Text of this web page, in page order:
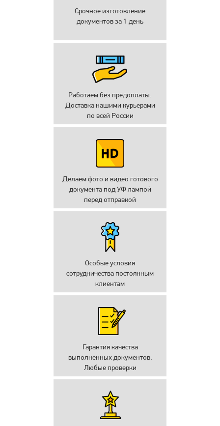
Срочное изготовление
документов за 1 день
Работаем без предоплаты.
Доставка нашими курьерами
по всей России
Делаем фото и видео готового
документа под УФ лампой
перед отправкой
Особые условия
сотрудничества постоянным
клиентам
Гарантия качества
выполненных документов.
Любые проверки